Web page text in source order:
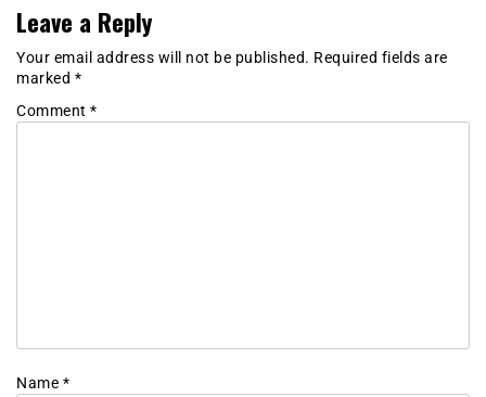
Leave a Reply
Your email address will not be published. Required fields are
marked *
Comment *
Name *